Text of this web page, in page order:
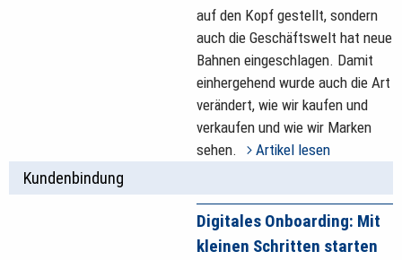
auf den Kopf gestellt, sondern
auch die Geschäftswelt hat neue
Bahnen eingeschlagen. Damit
einhergehend wurde auch die Art
verändert, wie wir kaufen und
verkaufen und wie wir Marken
sehen.
Artikel lesen
Kundenbindung
Digitales Onboarding: Mit
kleinen Schritten starten